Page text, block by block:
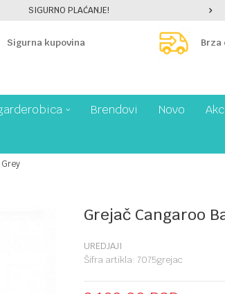
SIGURNO PLAĆANJE!
Sigurna kupovina Brza
Brendovi Novo
Grejač Cangaroo
UREDJAJI
Šifra artikla: 7075grejac